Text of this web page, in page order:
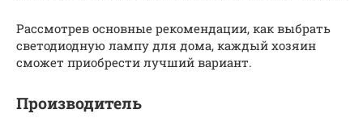
Рассмотрев основные рекомендации, как выбрать
светодиодную лампу для дома, каждый хозяин
сможет приобрести лучший вариант.
Производитель